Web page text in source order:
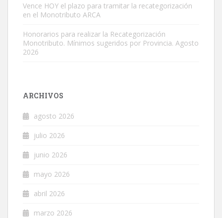
Vence HOY el plazo para tramitar la recategorización
en el Monotributo ARCA
Honorarios para realizar la Recategorización
Monotributo. Mínimos sugeridos por Provincia. Agosto
2026
ARCHIVOS
agosto 2026
julio 2026
junio 2026
mayo 2026
abril 2026
marzo 2026